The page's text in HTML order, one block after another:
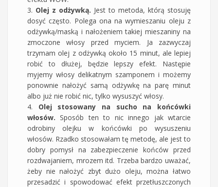
3. Olej z odżywką. Jest to metoda, którą stosuję
dosyć często. Polega ona na wymieszaniu oleju z
odżywką/maską i nałożeniem takiej mieszaniny na
zmoczone włosy przed myciem. Ja zazwyczaj
trzymam olej z odżywką około 15 minut, ale lepiej
robić to dłużej, będzie lepszy efekt. Następie
myjemy włosy delikatnym szamponem i możemy
ponownie nałożyć samą odżywkę na parę minut
albo już nie robić nic, tylko wysuszyć włosy.
4. Olej stosowany na sucho na końcówki
włosów. Sposób ten to nic innego jak wtarcie
odrobiny olejku w końcówki po wysuszeniu
włosów. Rzadko stosowałam tę metodę, ale jest to
dobry pomysł na zabezpieczenie końców przed
rozdwajaniem, mrozem itd. Trzeba bardzo uważać,
żeby nie nałożyć zbyt dużo oleju, można łatwo
przesadzić i spowodować efekt przetłuszczonych